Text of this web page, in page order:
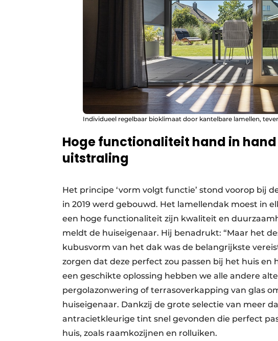
Individueel regelbaar bioklimaat door kantelbare lamellen,
Hoge functionaliteit hand in
uitstraling
Het principe ‘vorm volgt functie’ stond voorop bij
in 2019 werd gebouwd. Het lamellendak moest in
een hoge functionaliteit zijn kwaliteit en
meldt de huiseigenaar. Hij benadrukt: “Maar het
kubusvorm van het dak was de belangrijkste
zorgen dat deze perfect zou passen bij het huis en
een geschikte oplossing hebben we alle andere
pergolazonwering of terrasoverkapping van glas
huiseigenaar. Dankzij de grote selectie van meer
antracietkleurige tint snel gevonden die perfect
huis, zoals raamkozijnen en rolluiken.